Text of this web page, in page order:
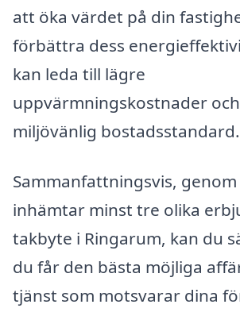
att öka värdet på din
förbättra dess
kan leda till lägre
uppvärmningskostnader
miljövänlig bostadsstandard.
Sammanfattningsvis,
inhämtar minst tre olika
takbyte i Ringarum, kan du
du får den bästa möjliga
tjänst som motsvarar dina